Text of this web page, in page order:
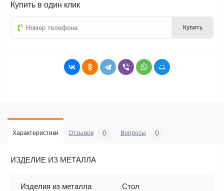
Купить в один клик
Купить
Характеристики Отзывов 0 Вопросы 0
ИЗДЕЛИЕ ИЗ МЕТАЛЛА
Изделия из металла Стол